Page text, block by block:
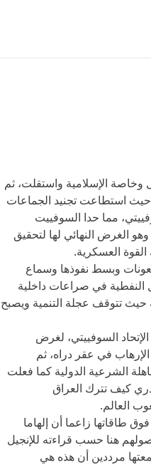
الإسلامية واستقلت، ثم
حيث استطاعت تجنيد الجماعات
مما حدا السوفييت
الغرض النهائي لها لتحقيق
العسكرية.
وبسط نفوذها وسماع
النفطية في صراعات داخلية
حيث تتوقف عجلة التنمية ويصبح
السوفييتي، لغرض
في عقر دراه، ثم
الشرعية الدولية كما فعلت
كيف تترك العراق
العالم.
طاقاتها زاعما أن إلهاما
هنا حسب قراءته للإنجيل
مرددين أن هذه هي